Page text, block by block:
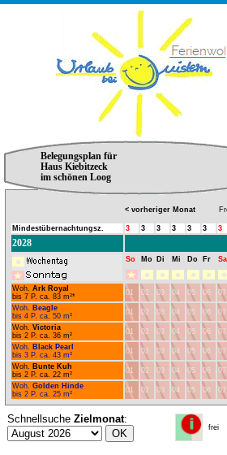
Belegungsplan für
Haus Kiebitzeck
im schönen Loog
< vorheriger Monat
Mindestübernachtungsz. 3 3 3 3 3 3 3
2028
So Mo Di Mi Do Fr Sa
Woh. Ark Royal
bis 7 P. ca. 83 m²*
01 02 03 04 05 06 07
Woh. Beagle
bis 4 P. ca. 50 m²
01 02 03 04 05 06 07
Woh. Victoria
bis 2 P. ca. 36 m²
01 02 03 04 05 06 07
Woh. Black Pearl
bis 3 P. ca. 43 m²
01 02 03 04 05 06 07
Woh. Bunte Kuh
bis 2 P. ca. 22 m²
01 02 03 04 05 06 07
Woh. Golden Hinde
bis 2 P. ca. 25 m²
01 02 03 04 05 06 07
Schnellsuche Zielmonat:
frei